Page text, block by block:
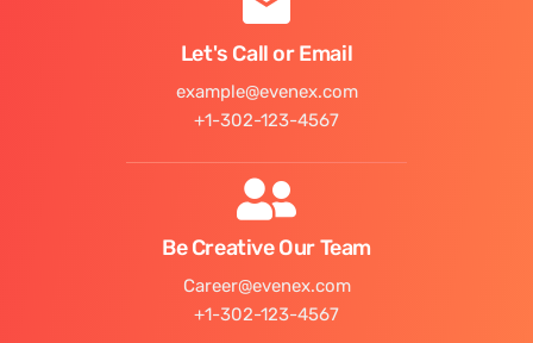
Let's Call or Email
example@evenex.com
+1-302-123-4567
Be Creative Our Team
Career@evenex.com
+1-302-123-4567